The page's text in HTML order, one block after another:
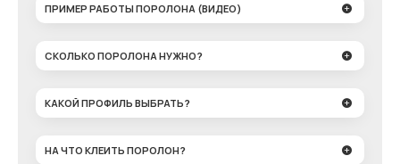
ПРИМЕР РАБОТЫ ПОРОЛОНА (ВИДЕО)
СКОЛЬКО ПОРОЛОНА НУЖНО?
КАКОЙ ПРОФИЛЬ ВЫБРАТЬ?
НА ЧТО КЛЕИТЬ ПОРОЛОН?